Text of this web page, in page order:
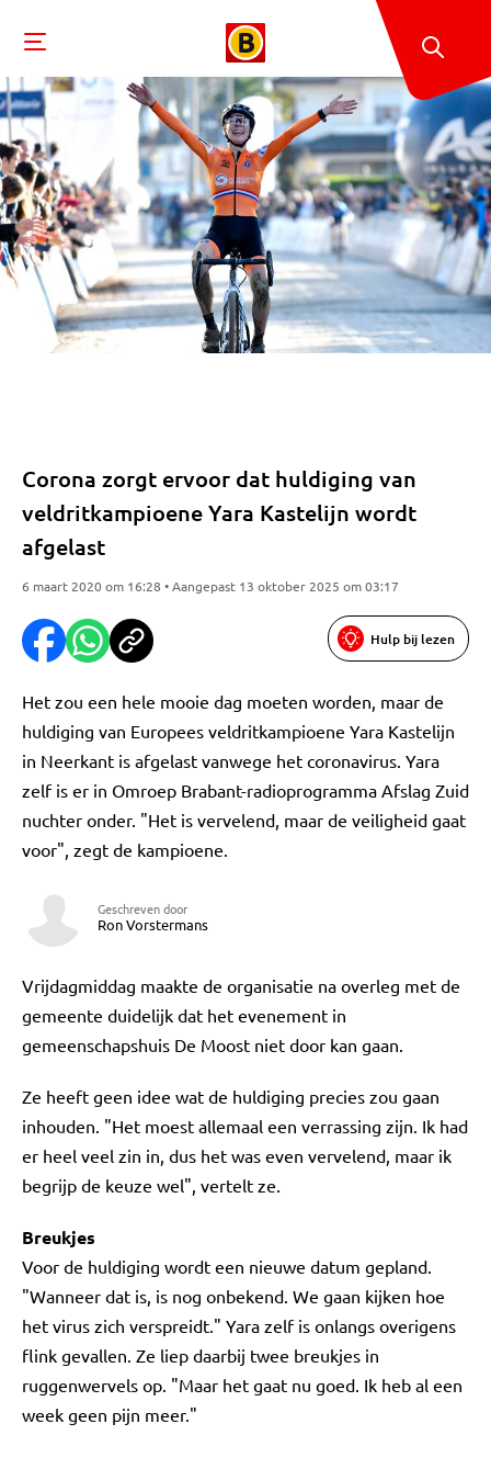
Corona zorgt ervoor dat huldiging van
veldritkampioene Yara Kastelijn wordt
afgelast
6 maart 2020 om 16:28 • Aangepast 13 oktober 2025 om 03:17
Hulp bij lezen
Het zou een hele mooie dag moeten worden, maar de
huldiging van Europees veldritkampioene Yara Kastelijn
in Neerkant is afgelast vanwege het coronavirus. Yara
zelf is er in Omroep Brabant-radioprogramma Afslag Zuid
nuchter onder. "Het is vervelend, maar de veiligheid gaat
voor", zegt de kampioene.
Geschreven door
Ron Vorstermans
Vrijdagmiddag maakte de organisatie na overleg met de
gemeente duidelijk dat het evenement in
gemeenschapshuis De Moost niet door kan gaan.
Ze heeft geen idee wat de huldiging precies zou gaan
inhouden. "Het moest allemaal een verrassing zijn. Ik had
er heel veel zin in, dus het was even vervelend, maar ik
begrijp de keuze wel", vertelt ze.
Breukjes
Voor de huldiging wordt een nieuwe datum gepland.
"Wanneer dat is, is nog onbekend. We gaan kijken hoe
het virus zich verspreidt." Yara zelf is onlangs overigens
flink gevallen. Ze liep daarbij twee breukjes in
ruggenwervels op. "Maar het gaat nu goed. Ik heb al een
week geen pijn meer."